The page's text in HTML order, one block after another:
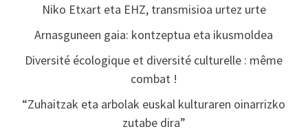
Niko Etxart eta EHZ, transmisioa urtez urte
Arnasguneen gaia: kontzeptua eta ikusmoldea
Diversité écologique et diversité culturelle : même
combat !
“Zuhaitzak eta arbolak euskal kulturaren oinarrizko
zutabe dira”